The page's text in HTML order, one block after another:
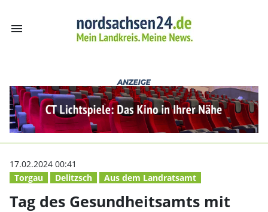
menu Tag des
Torgau Delitzsch Aus dem Landratsamt
17.02.2024 00:41
Tag des Gesundheitsamts mit